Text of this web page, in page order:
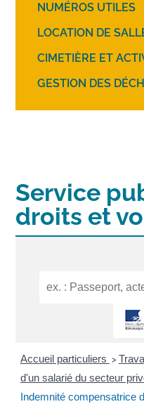
NUMÉROS UTILES
LOCATION DE
CIMETIÈRE ET
GESTION DES
Service
droits et
Accueil particuliers >
d'un salarié du secteur
Indemnité compensatrice